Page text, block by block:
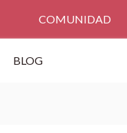
COMUNIDAD
BLOG